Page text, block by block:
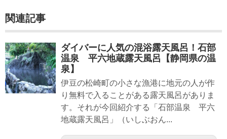
関連記事
ダイバーに人気の混浴露天風呂！石部
温泉 平六地蔵露天風呂【静岡県の温
泉】
伊豆の松崎町の小さな漁港に地元の人が作
り無料で入ることがある露天風呂がありま
す。それが今回紹介する「石部温泉 平六
地蔵露天風呂」（いしぶおん...